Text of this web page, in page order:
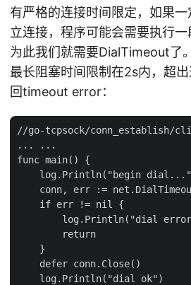
有严格的连接时间限定，如果
立连接，程序可能会需要执行一
为此我们就需要DialTimeout了
最长阻塞时间限制在2s内，超
回timeout error：
//go-tcpsock/conn_establish/
... ...
func main() {
log.Println("begin
conn, err :=
    if err != nil {
log.Println("dial
        return
    }
    defer conn.Close()
    log.Println("dial ok")